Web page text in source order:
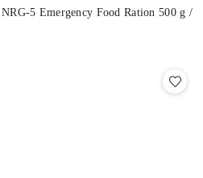
5 Emergency Food Ration 500 g /